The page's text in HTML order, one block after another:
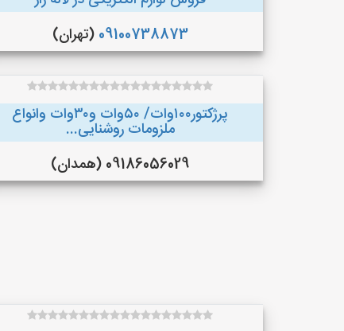
09100738873 (تهران)
پرژکتور۱۰۰وات/ ۵۰وات و۳۰وات وانواع
ملزومات روشنایی...
09186056029 (همدان)